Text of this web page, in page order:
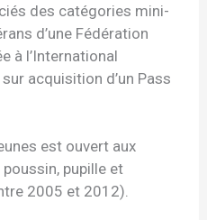
des catégories mini-
d’une Fédération
à l’International
acquisition d’un Pass
est ouvert aux
pupille et
2005 et 2012).